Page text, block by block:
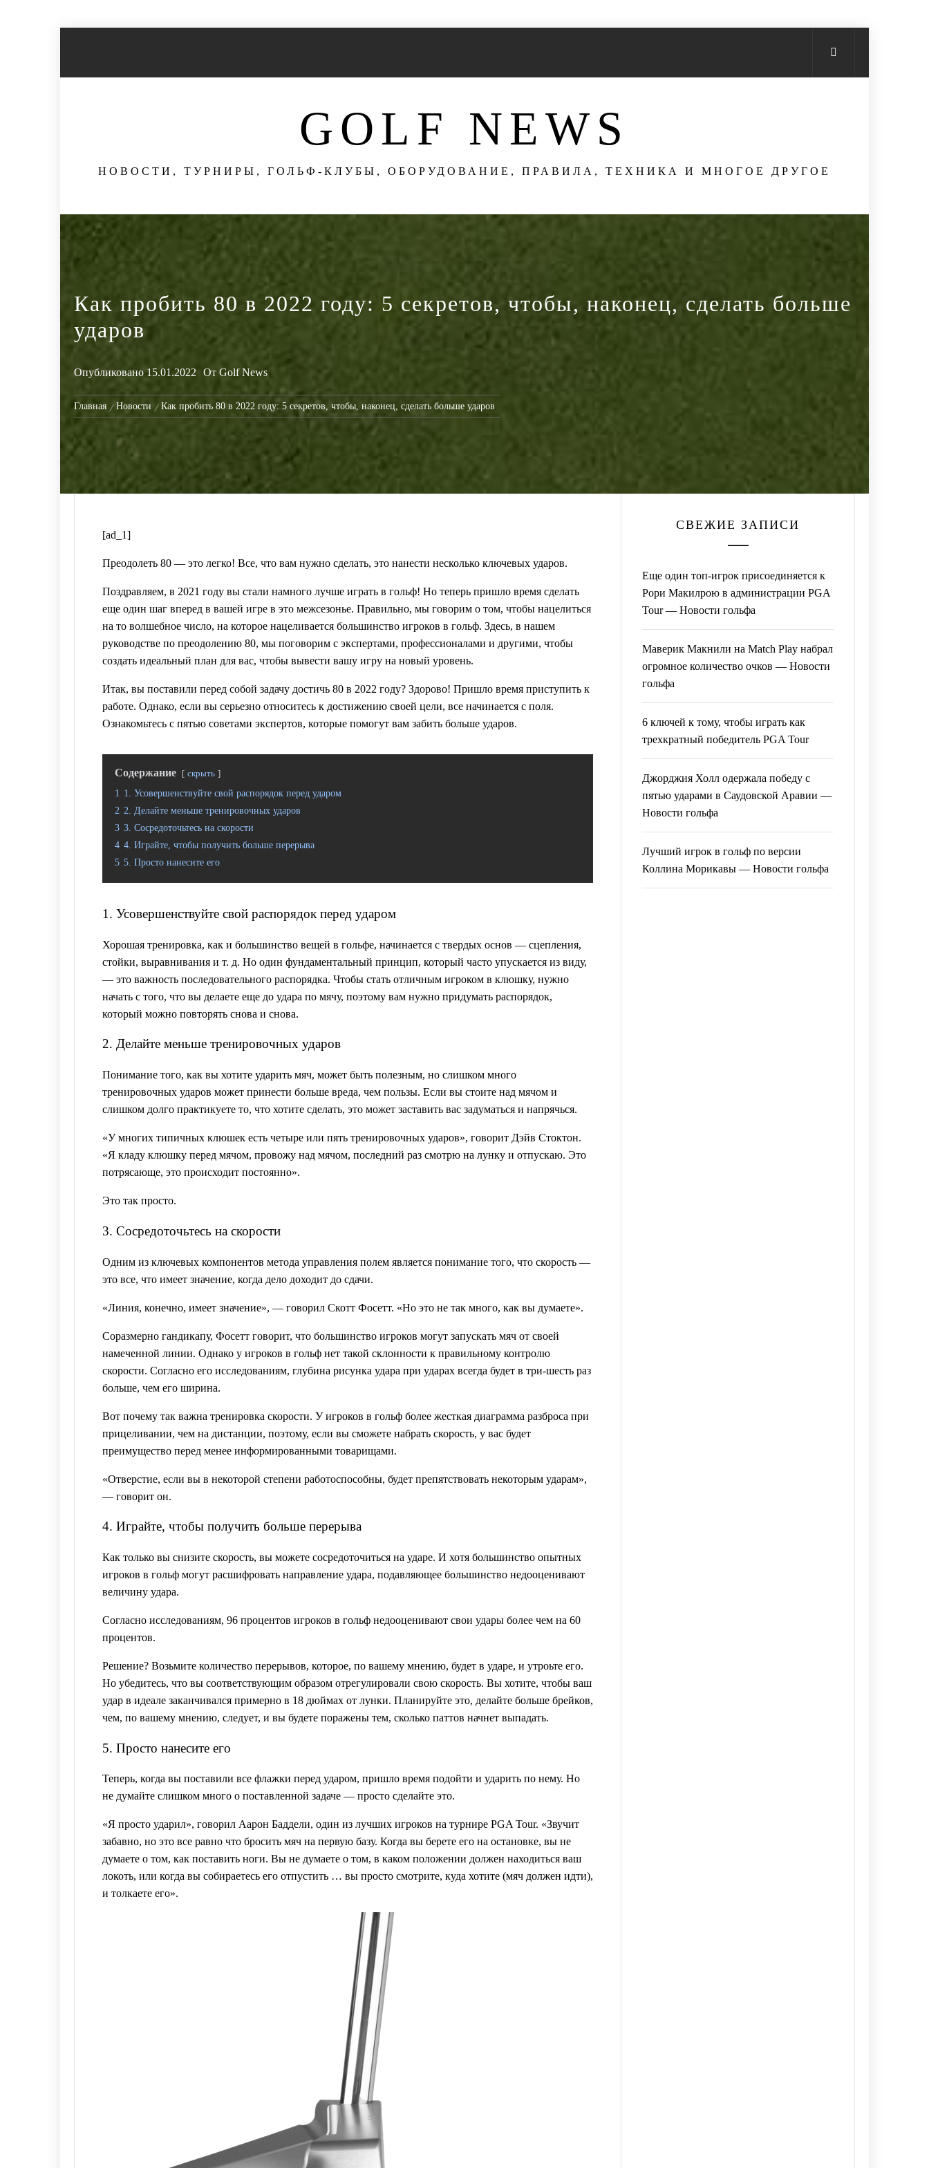
GOLF NEWS
НОВОСТИ, ТУРНИРЫ, ГОЛЬФ-КЛУБЫ, ОБОРУДОВАНИЕ, ПРАВИЛА, ТЕХНИКА И МНОГОЕ ДРУГОЕ
Как пробить 80 в 2022 году: 5 секретов, чтобы, наконец, сделать больше
ударов
Опубликовано15.01.2022 От Golf News
Главная Новости Как пробить 80 в 2022 году: 5 секретов, чтобы, наконец, сделать больше ударов
[ad_1]
Преодолеть 80 — это легко! Все, что вам нужно сделать, это нанести несколько ключевых ударов.
Поздравляем, в 2021 году вы стали намного лучше играть в гольф! Но теперь пришло время сделать
еще один шаг вперед в вашей игре в это межсезонье. Правильно, мы говорим о том, чтобы нацелиться
на то волшебное число, на которое нацеливается большинство игроков в гольф. Здесь, в нашем
руководстве по преодолению 80, мы поговорим с экспертами, профессионалами и другими, чтобы
создать идеальный план для вас, чтобы вывести вашу игру на новый уровень.
Итак, вы поставили перед собой задачу достичь 80 в 2022 году? Здорово! Пришло время приступить к
работе. Однако, если вы серьезно относитесь к достижению своей цели, все начинается с поля.
Ознакомьтесь с пятью советами экспертов, которые помогут вам забить больше ударов.
Содержание скрыть
1 1. Усовершенствуйте свой распорядок перед ударом
2 2. Делайте меньше тренировочных ударов
3 3. Сосредоточьтесь на скорости
4 4. Играйте, чтобы получить больше перерыва
5 5. Просто нанесите его
1. Усовершенствуйте свой распорядок перед ударом
Хорошая тренировка, как и большинство вещей в гольфе, начинается с твердых основ — сцепления,
стойки, выравнивания и т. д. Но один фундаментальный принцип, который часто упускается из виду,
— это важность последовательного распорядка. Чтобы стать отличным игроком в клюшку, нужно
начать с того, что вы делаете еще до удара по мячу, поэтому вам нужно придумать распорядок,
который можно повторять снова и снова.
2. Делайте меньше тренировочных ударов
Понимание того, как вы хотите ударить мяч, может быть полезным, но слишком много
тренировочных ударов может принести больше вреда, чем пользы. Если вы стоите над мячом и
слишком долго практикуете то, что хотите сделать, это может заставить вас задуматься и напрячься.
«У многих типичных клюшек есть четыре или пять тренировочных ударов», говорит Дэйв Стоктон.
«Я кладу клюшку перед мячом, провожу над мячом, последний раз смотрю на лунку и отпускаю. Это
потрясающе, это происходит постоянно».
Это так просто.
3. Сосредоточьтесь на скорости
Одним из ключевых компонентов метода управления полем является понимание того, что скорость —
это все, что имеет значение, когда дело доходит до сдачи.
«Линия, конечно, имеет значение», — говорил Скотт Фосетт. «Но это не так много, как вы думаете».
Соразмерно гандикапу, Фосетт говорит, что большинство игроков могут запускать мяч от своей
намеченной линии. Однако у игроков в гольф нет такой склонности к правильному контролю
скорости. Согласно его исследованиям, глубина рисунка удара при ударах всегда будет в три-шесть раз
больше, чем его ширина.
Вот почему так важна тренировка скорости. У игроков в гольф более жесткая диаграмма разброса при
прицеливании, чем на дистанции, поэтому, если вы сможете набрать скорость, у вас будет
преимущество перед менее информированными товарищами.
«Отверстие, если вы в некоторой степени работоспособны, будет препятствовать некоторым ударам»,
— говорит он.
4. Играйте, чтобы получить больше перерыва
Как только вы снизите скорость, вы можете сосредоточиться на ударе. И хотя большинство опытных
игроков в гольф могут расшифровать направление удара, подавляющее большинство недооценивают
величину удара.
Согласно исследованиям, 96 процентов игроков в гольф недооценивают свои удары более чем на 60
процентов.
Решение? Возьмите количество перерывов, которое, по вашему мнению, будет в ударе, и утроьте его.
Но убедитесь, что вы соответствующим образом отрегулировали свою скорость. Вы хотите, чтобы ваш
удар в идеале заканчивался примерно в 18 дюймах от лунки. Планируйте это, делайте больше брейков,
чем, по вашему мнению, следует, и вы будете поражены тем, сколько паттов начнет выпадать.
5. Просто нанесите его
Теперь, когда вы поставили все флажки перед ударом, пришло время подойти и ударить по нему. Но
не думайте слишком много о поставленной задаче — просто сделайте это.
«Я просто ударил», говорил Аарон Баддели, один из лучших игроков на турнире PGA Tour. «Звучит
забавно, но это все равно что бросить мяч на первую базу. Когда вы берете его на остановке, вы не
думаете о том, как поставить ноги. Вы не думаете о том, в каком положении должен находиться ваш
локоть, или когда вы собираетесь его отпустить … вы просто смотрите, куда хотите (мяч должен идти),
и толкаете его».
СВЕЖИЕ ЗАПИСИ
Еще один топ-игрок присоединяется к
Рори Макилрою в администрации PGA
Tour — Новости гольфа
Маверик Макнили на Match Play набрал
огромное количество очков — Новости
гольфа
6 ключей к тому, чтобы играть как
трехкратный победитель PGA Tour
Джорджия Холл одержала победу с
пятью ударами в Саудовской Аравии —
Новости гольфа
Лучший игрок в гольф по версии
Коллина Морикавы — Новости гольфа